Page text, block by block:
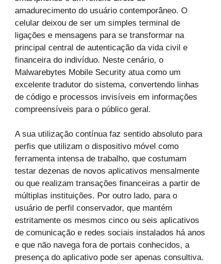
amadurecimento do usuário contemporâneo. O
celular deixou de ser um simples terminal de
ligações e mensagens para se transformar na
principal central de autenticação da vida civil e
financeira do indivíduo. Neste cenário, o
Malwarebytes Mobile Security atua como um
excelente tradutor do sistema, convertendo linhas
de código e processos invisíveis em informações
compreensíveis para o público geral.
A sua utilização contínua faz sentido absoluto para
perfis que utilizam o dispositivo móvel como
ferramenta intensa de trabalho, que costumam
testar dezenas de novos aplicativos mensalmente
ou que realizam transações financeiras a partir de
múltiplas instituições. Por outro lado, para o
usuário de perfil conservador, que mantém
estritamente os mesmos cinco ou seis aplicativos
de comunicação e redes sociais instalados há anos
e que não navega fora de portais conhecidos, a
presença do aplicativo pode ser apenas consultiva.